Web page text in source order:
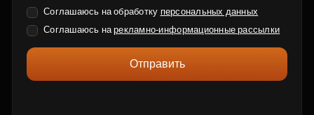
Соглашаюсь на обработку персональных данных
Соглашаюсь нарекламно-информационные рассылки
Отправить